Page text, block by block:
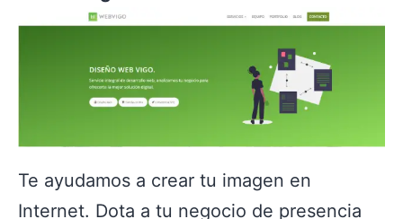
Te ayudamos a crear tu imagen en
Internet. Dota a tu negocio de presencia